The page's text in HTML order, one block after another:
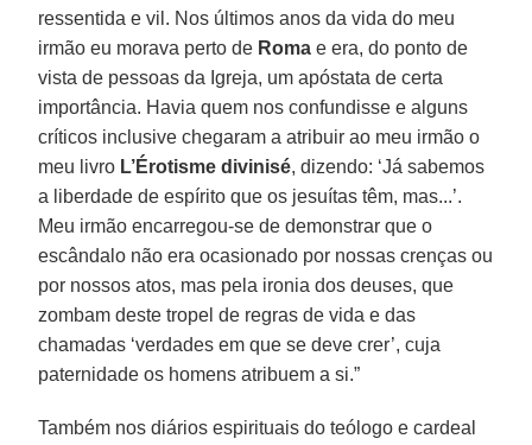
ressentida e vil. Nos últimos anos da vida do meu
irmão eu morava perto de Roma e era, do ponto de
vista de pessoas da Igreja, um apóstata de certa
importância. Havia quem nos confundisse e alguns
críticos inclusive chegaram a atribuir ao meu irmão o
meu livro L’Érotisme divinisé, dizendo: ‘Já sabemos
a liberdade de espírito que os jesuítas têm, mas...’.
Meu irmão encarregou-se de demonstrar que o
escândalo não era ocasionado por nossas crenças ou
por nossos atos, mas pela ironia dos deuses, que
zombam deste tropel de regras de vida e das
chamadas ‘verdades em que se deve crer’, cuja
paternidade os homens atribuem a si.”
Também nos diários espirituais do teólogo e cardeal